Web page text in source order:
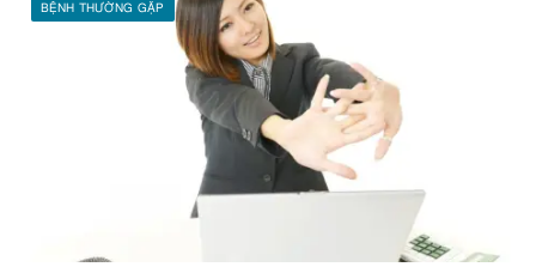
BỆNH THƯỜNG GẶP